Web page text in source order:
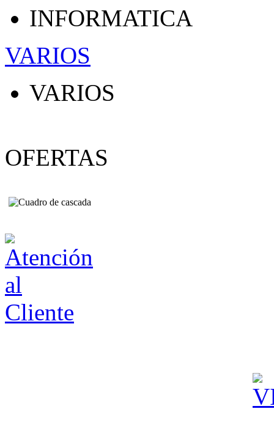
INFORMATICA
VARIOS
VARIOS
OFERTAS